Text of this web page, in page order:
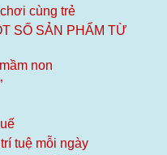
cùng trẻ
SỐ SẢN PHẨM TỪ
non
tuệ mỗi ngày